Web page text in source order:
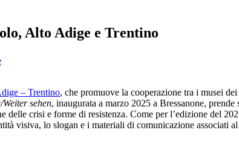
Alto Adige e Trentino
– Trentino, che promuove la cooperazione tra i musei
sehen, inaugurata a marzo 2025 a Bressanone,
crisi e forme di resistenza. Come per l’edizione del
visiva, lo slogan e i materiali di comunicazione associati